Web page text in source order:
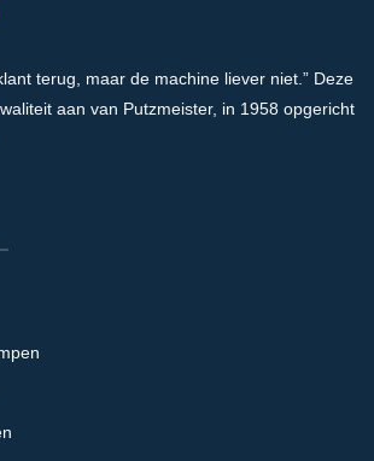
terug, maar de machine liever niet.” Deze
aan van Putzmeister, in 1958 opgericht